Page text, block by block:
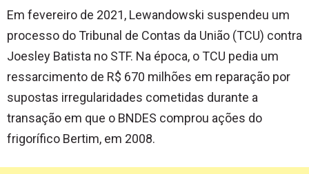
Em fevereiro de 2021, Lewandowski suspendeu um
processo do Tribunal de Contas da União (TCU) contra
Joesley Batista no STF. Na época, o TCU pedia um
ressarcimento de R$ 670 milhões em reparação por
supostas irregularidades cometidas durante a
transação em que o BNDES comprou ações do
frigorífico Bertim, em 2008.